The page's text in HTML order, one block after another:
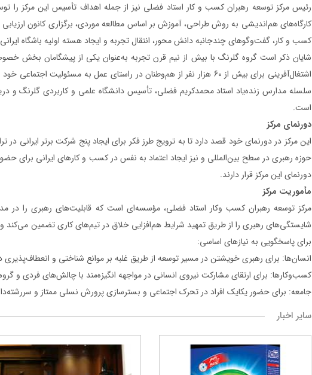
رئیس مرکز توسعه رهبران کسب و کار استاد فضلی نیز از جمله اهداف تأسیس این مرکز را
کارگاه‌های هم‌اندیشی به روش طراحی، آموزش بر اساس مطالعه موردی، برگزاری کانون ارزیابی
کسب و کار، گفت‌و‌گوهای چندجانبه دانش محور، انتقال تجربه و ایجاد هسته اولیه باشگاه
اشتغال‌آفرینی برای بیش از 60 هزار نفر از هم‌وطنان در راستای عمل به
سلسله مدارس زنده‌یاد استاد محمدکریم فضلی، تأسیس دانشگاه علمی و کاربردی گلرنگ و
است.
دورنمای مرکز
این مرکز در دورنمای خود قصد دارد تا به ترویج طرز فکر برای ایجاد پنج شرکت برتر ایرانی در
حوزه رهبری در سطح بین‌المللی و نیز ایجاد اعتماد به نفس در کسب و کارهای ایرانی برای
دورنمای این مرکز قرار دارند.
مأموریت مرکز
مرکز توسعه رهبران کسب وکار استاد فضلی، مؤسسه‌ای است که قابلیت‌های رهبری را در
شایستگی‌های رهبری را از طریق تمهید شرایط هم‌افزایی خلاق در تیم‌های کاری تضمین می‌کند و
برای پاسخگویی به نیازهای اساسی:
انسان‌ها: برای رهبری خویشتن در مسیر توسعه از طریق غلبه بر موانع شناختی و انعطاف‌پذیری
کسب‌وکارها: برای ارتقای مشارکت نیروی انسانی در مواجهه انگیزه‌مند با چالش‌های فردی و
جامعه: برای حضور یکایک افراد در تحرک اجتماعی و بسترسازی پرورش نسلی ممتاز و
سایر اخبار